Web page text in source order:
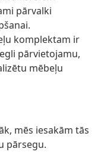
pārvalki
komplektam ir
pārvietojamu,
mēbeļu
mēs iesakām tās
pārsegu.